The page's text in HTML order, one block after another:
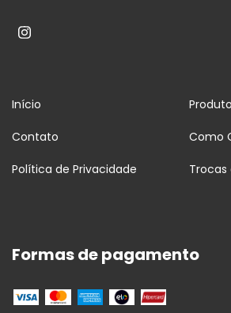
Início
Contato Como
Política de Privacidade Trocas
Formas de pagamento